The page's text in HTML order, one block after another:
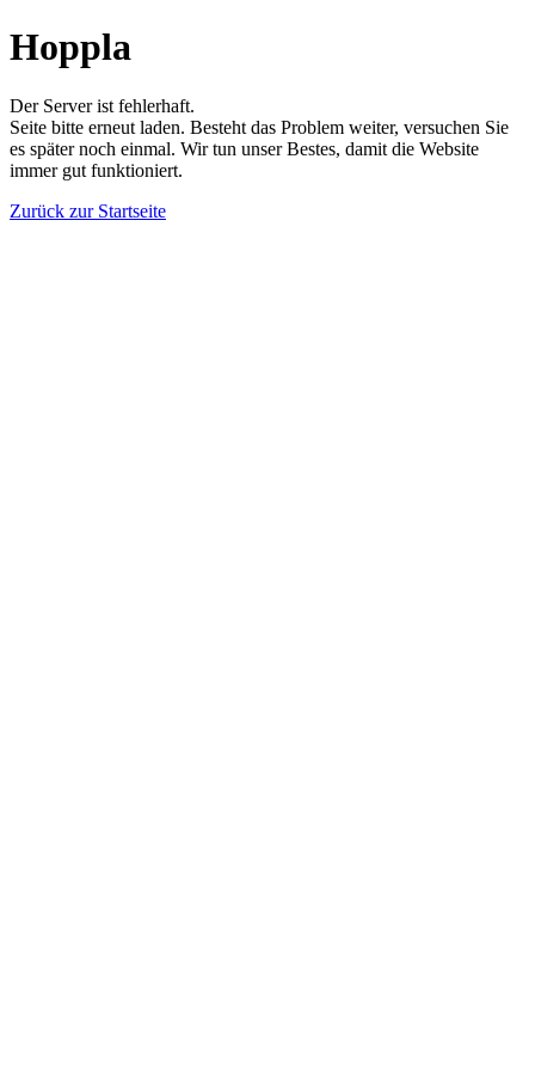
Hoppla
Der Server ist fehlerhaft.
Seite bitte erneut laden. Besteht das Problem weiter, versuchen Sie
es später noch einmal. Wir tun unser Bestes, damit die Website
immer gut funktioniert.
Zurück zur Startseite